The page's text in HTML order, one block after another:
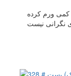
کمی ورم کرده
نگرانی نیست